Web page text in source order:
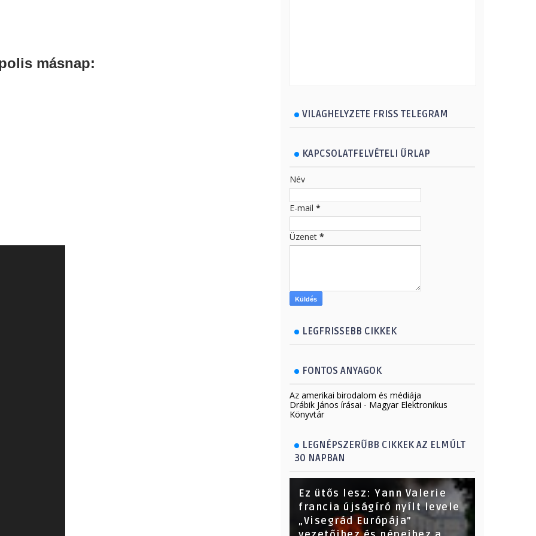
másnap:
VILAGHELYZETE FRISS TELEGRAM
KAPCSOLATFELVÉTELI ŰRLAP
Név
E-mail *
Üzenet *
LEGFRISSEBB CIKKEK
FONTOS ANYAGOK
Az amerikai birodalom és médiája
Drábik János írásai - Magyar Elektronikus
Könyvtár
LEGNÉPSZERŰBB CIKKEK AZ ELMÚLT
30 NAPBAN
Ez ütős lesz: Yann Valerie
francia újságíró nyílt levele
„Visegrád Európája”